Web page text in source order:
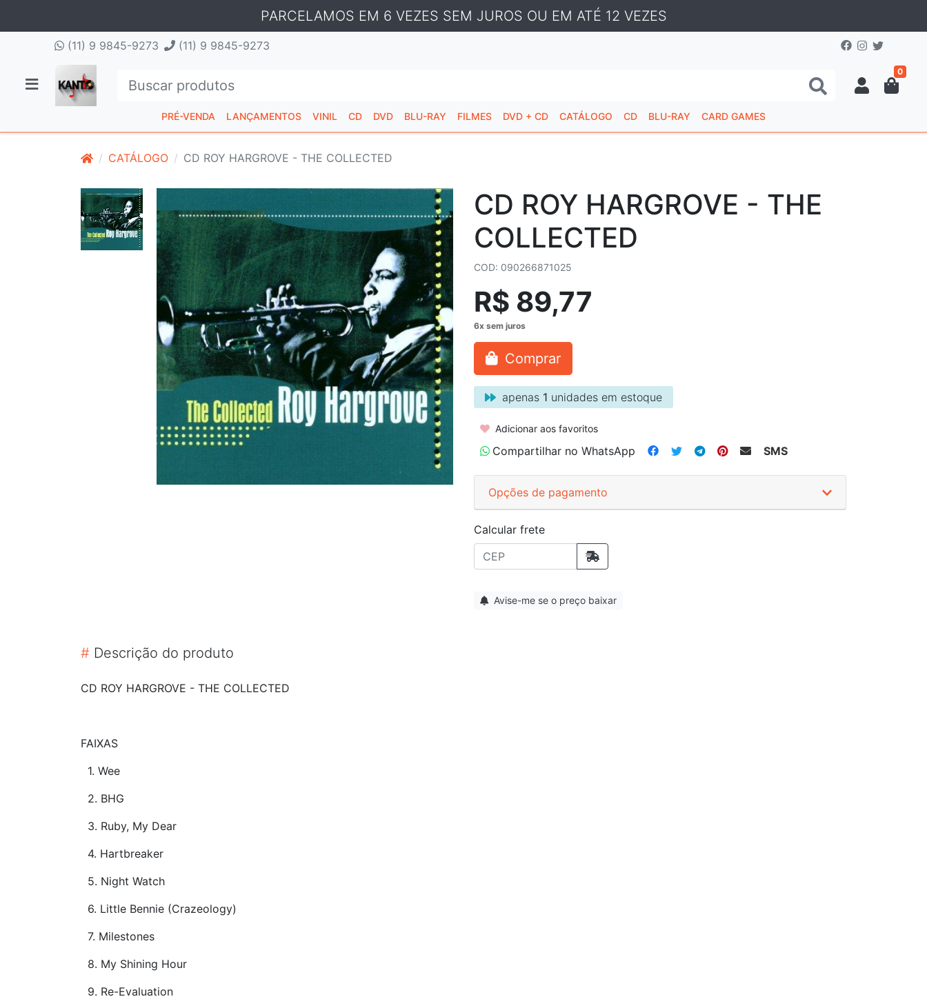
PARCELAMOS EM 6 VEZES SEM JUROS OU EM ATÉ 12 VEZES
(11) 9 9845-9273 (11) 9 9845-9273
0
PRÉ-VENDA LANÇAMENTOS VINIL CD DVD BLU-RAY FILMES DVD + CD CATÁLOGO CD BLU-RAY CARD GAMES
CATÁLOGO CD ROY HARGROVE - THE COLLECTED
CD ROY HARGROVE - THE
COLLECTED
COD: 090266871025
R$ 89,77
Comprar
apenas 1 unidades em estoque
Adicionar aos favoritos
Compartilhar no WhatsApp SMS
Opções de pagamento
Calcular frete
Avise-me se o preço baixar
# Descrição do produto
CD ROY HARGROVE - THE COLLECTED
FAIXAS
1. Wee
2. BHG
3. Ruby, My Dear
4. Hartbreaker
5. Night Watch
6. Little Bennie (Crazeology)
7. Milestones
8. My Shining Hour
9. Re-Evaluation